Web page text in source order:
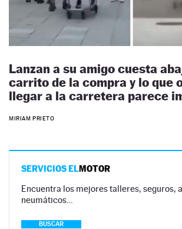
Lanzan a su amigo cuesta
carrito de la compra y lo que
llegar a la carretera parece
MIRIAM PRIETO
SERVICIOS ELMOTOR
Encuentra los mejores talleres, seguros,
neumáticos…
BUSCAR